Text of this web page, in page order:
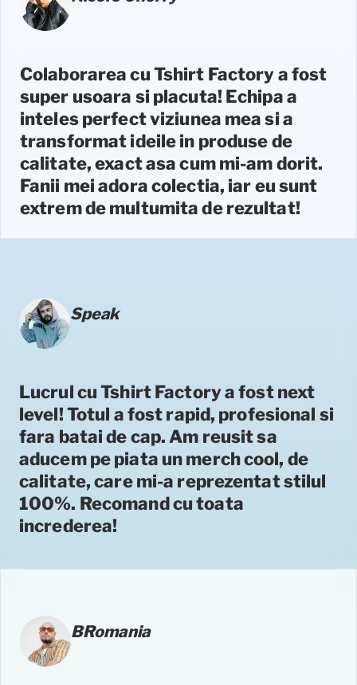
Colaborarea cu Tshirt Factory a fost
super usoara si placuta! Echipa a
inteles perfect viziunea mea si a
transformat ideile in produse de
calitate, exact asa cum mi-am dorit.
Fanii mei adora colectia, iar eu sunt
extrem de multumita de rezultat!
Speak
Lucrul cu Tshirt Factory a fost next
level! Totul a fost rapid, profesional si
fara batai de cap. Am reusit sa
aducem pe piata un merch cool, de
calitate, care mi-a reprezentat stilul
100%. Recomand cu toata
increderea!
BRomania